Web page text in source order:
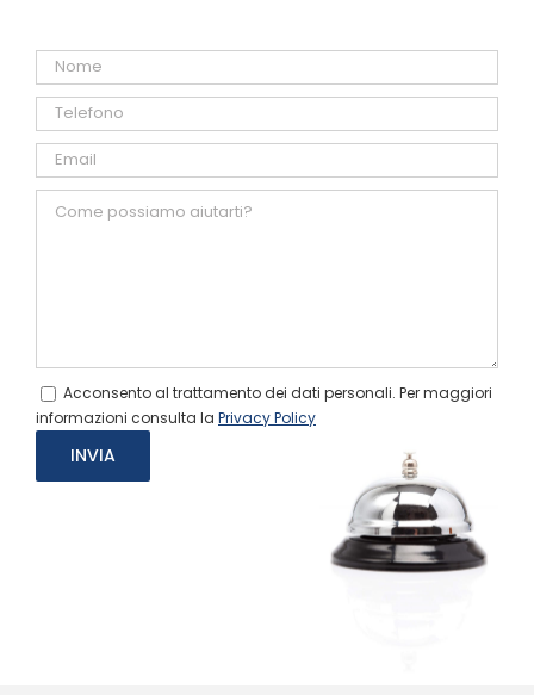
Acconsento al trattamento dei dati personali. Per maggiori
informazioni consulta la Privacy Policy